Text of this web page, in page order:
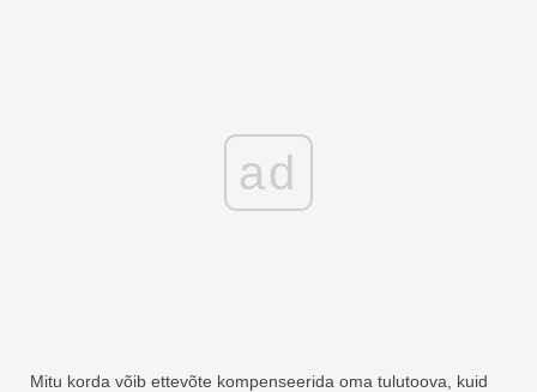
ad
Mitu korda võib ettevõte kompenseerida oma tulutoova, kuid